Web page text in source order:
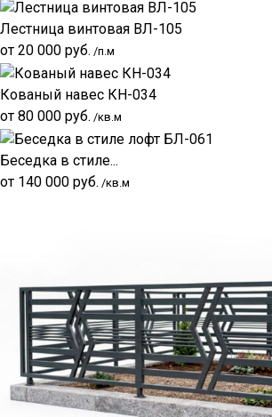
Лестница винтовая ВЛ-105
от 20 000 руб. /п.м
Кованый навес КН-034
от 80 000 руб. /кв.м
Беседка в стиле...
от 140 000 руб. /кв.м